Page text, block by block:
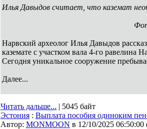
Илья Давыдов считает, что каземат
Нарвский археолог Илья Давыдов
каземате с участком вала 4-го равелина
Сегодня уникальное сооружение
Далее...
Читать дальше... | 5045 байт
Эстония : Выплата пособия одиноким
Автор: MONMOON в 12/10/2025 06:50:00